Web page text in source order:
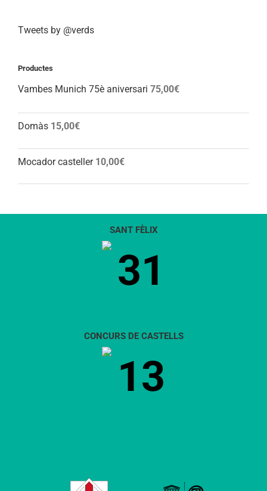
Tweets by @verds
Productes
Vambes Munich 75è aniversari 75,00€
Domàs 15,00€
Mocador casteller 10,00€
SANT FÈLIX
31
CONCURS DE CASTELLS
13